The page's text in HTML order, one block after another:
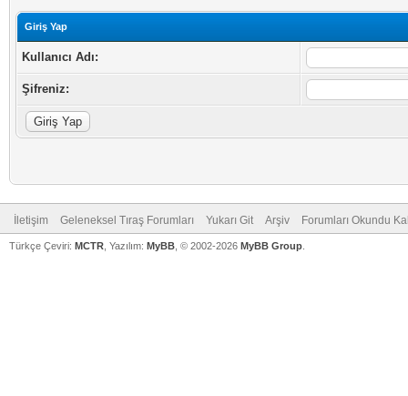
Giriş Yap
Kullanıcı Adı:
Şifreniz:
İletişim Geleneksel Tıraş Forumları Yukarı Git Arşiv Forumları Okundu
Türkçe Çeviri: MCTR , Yazılım: MyBB , © 2002-2026 MyBB Group